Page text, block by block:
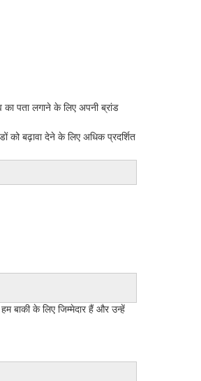
पता लगाने के लिए अपनी ब्रांड
को बढ़ावा देने के लिए अधिक प्रदर्शित
बाकी के लिए जिम्मेदार हैं और उन्हें